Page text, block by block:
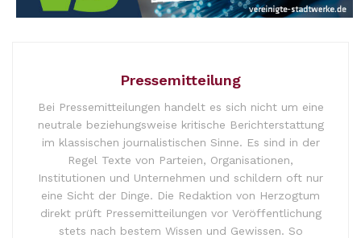
Pressemitteilung
Bei Pressemitteilungen handelt es sich nicht um eine
neutrale beziehungsweise kritische Berichterstattung
im klassischen journalistischen Sinne. Es sind in der
Regel Texte von Parteien, Organisationen,
Institutionen und Unternehmen und schildern oft nur
eine Sicht der Dinge. Die Redaktion von Herzogtum
direkt prüft Pressemitteilungen vor Veröffentlichung
stets nach bestem Wissen und Gewissen. So